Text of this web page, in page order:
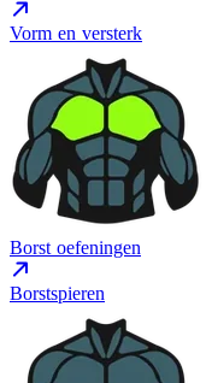
Vorm en versterk
Borst oefeningen
Borstspieren